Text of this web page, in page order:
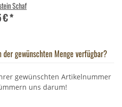
Schaf
€*
gewünschten Menge verfügbar?
gewünschten Artikelnummer
uns darum!